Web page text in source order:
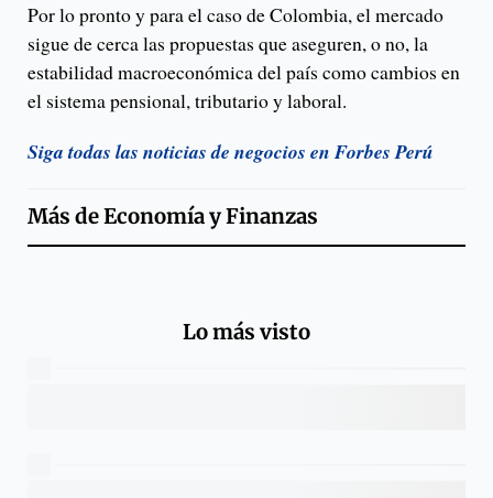
Por lo pronto y para el caso de Colombia, el mercado
sigue de cerca las propuestas que aseguren, o no, la
estabilidad macroeconómica del país como cambios en
el sistema pensional, tributario y laboral.
Siga todas las noticias de negocios en Forbes Perú
Más deEconomía y Finanzas
Lo más visto